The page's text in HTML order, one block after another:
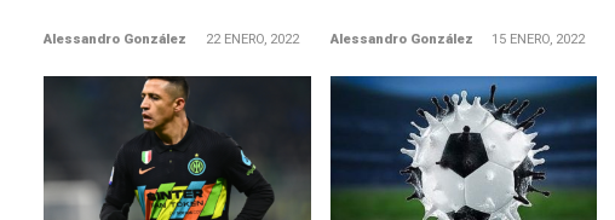
Alessandro González 22 ENERO, 2022 Alessandro González 15 ENERO, 2022
LEER MÁS LEER MÁS